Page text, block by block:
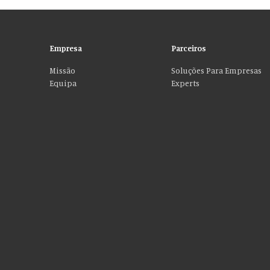
Empresa
Missão
Equipa
Parceiros
Soluções Para Empresas
Experts